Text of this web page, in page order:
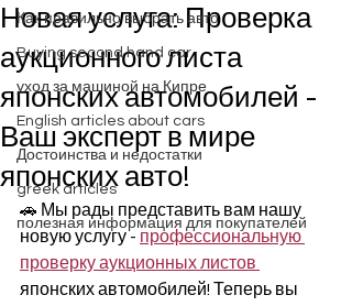
Как правильно выбрать авто
Buying second hand car
уход за машиной на Кипре
English articles about cars
Достоинства и недостатки
greek articles
полезная информация для покупателей
Новая услуга: Проверка
аукционного листа
японских автомобилей -
Ваш эксперт в мире
японских авто!
🚗 Мы рады представить вам нашу
новую услугу - профессиональную
проверку аукционных листов
японских автомобилей! Теперь вы